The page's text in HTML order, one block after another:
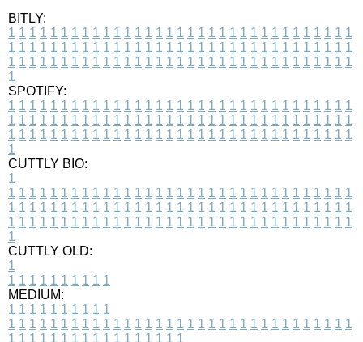
BITLY:
1 1 1 1 1 1 1 1 1 1 1 1 1 1 1 1 1 1 1 1 1 1 1 1 1 1 1 1 1 1 1 1 1
1 1 1 1 1 1 1 1 1 1 1 1 1 1 1 1 1 1 1 1 1 1 1 1 1 1 1 1 1 1 1 1 1
1 1 1 1 1 1 1 1 1 1 1 1 1 1 1 1 1 1 1 1 1 1 1 1 1 1 1 1 1 1 1 1 1
1
SPOTIFY:
1 1 1 1 1 1 1 1 1 1 1 1 1 1 1 1 1 1 1 1 1 1 1 1 1 1 1 1 1 1 1 1 1
1 1 1 1 1 1 1 1 1 1 1 1 1 1 1 1 1 1 1 1 1 1 1 1 1 1 1 1 1 1 1 1 1
1 1 1 1 1 1 1 1 1 1 1 1 1 1 1 1 1 1 1 1 1 1 1 1 1 1 1 1 1 1 1 1 1
1
CUTTLY BIO:
1
1 1 1 1 1 1 1 1 1 1 1 1 1 1 1 1 1 1 1 1 1 1 1 1 1 1 1 1 1 1 1 1 1
1 1 1 1 1 1 1 1 1 1 1 1 1 1 1 1 1 1 1 1 1 1 1 1 1 1 1 1 1 1 1 1 1
1 1 1 1 1 1 1 1 1 1 1 1 1 1 1 1 1 1 1 1 1 1 1 1 1 1 1 1 1 1 1 1 1
1
CUTTLY OLD:
1
1 1 1 1 1 1 1 1 1 1
MEDIUM:
1 1 1 1 1 1 1 1 1 1
1 1 1 1 1 1 1 1 1 1 1 1 1 1 1 1 1 1 1 1 1 1 1 1 1 1 1 1 1 1 1 1 1
1 1 1 1 1 1 1 1 1 1 1 1 1 1 1 1 1